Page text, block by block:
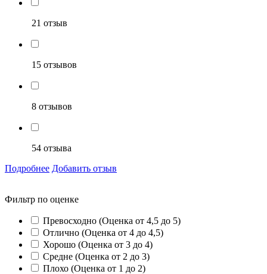
21 отзыв
15 отзывов
8 отзывов
54 отзыва
Подробнее Добавить отзыв
Фильтр по оценке
Превосходно (Оценка от 4,5 до 5)
Отлично (Оценка от 4 до 4,5)
Хорошо (Оценка от 3 до 4)
Средне (Оценка от 2 до 3)
Плохо (Оценка от 1 до 2)